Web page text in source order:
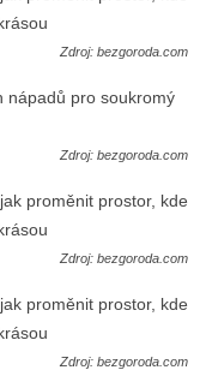
Zdroj: bezgoroda.com
Zdroj: bezgoroda.com
Zdroj: bezgoroda.com
Zdroj: bezgoroda.com